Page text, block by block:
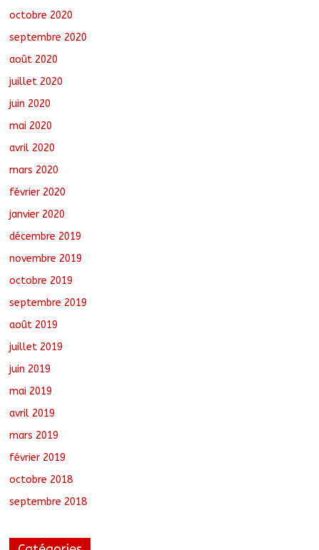
octobre 2020
septembre 2020
août 2020
juillet 2020
juin 2020
mai 2020
avril 2020
mars 2020
février 2020
janvier 2020
décembre 2019
novembre 2019
octobre 2019
septembre 2019
août 2019
juillet 2019
juin 2019
mai 2019
avril 2019
mars 2019
février 2019
octobre 2018
septembre 2018